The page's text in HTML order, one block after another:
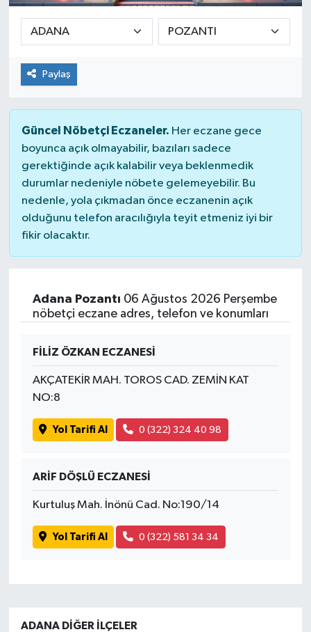
Paylaş
Güncel Nöbetçi Eczaneler. Her eczane gece
boyunca açık olmayabilir, bazıları sadece
gerektiğinde açık kalabilir veya beklenmedik
durumlar nedeniyle nöbete gelemeyebilir. Bu
nedenle, yola çıkmadan önce eczanenin açık
olduğunu telefon aracılığıyla teyit etmeniz iyi bir
fikir olacaktır.
Adana Pozantı 06 Ağustos 2026 Perşembe
nöbetçi eczane adres, telefon ve konumları
FİLİZ ÖZKAN ECZANESİ
AKÇATEKİR MAH. TOROS CAD. ZEMİN KAT
NO:8
Yol Tarifi Al 0 (322) 324 40 98
ARİF DÖŞLÜ ECZANESİ
Kurtuluş Mah. İnönü Cad. No:190/14
Yol Tarifi Al 0 (322) 581 34 34
ADANA DIĞER İLÇELER